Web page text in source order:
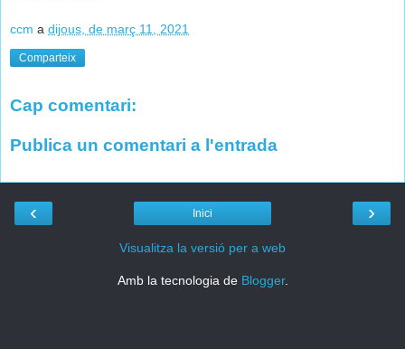
ccm a dijous, de març 11, 2021
Comparteix
Cap comentari:
Publica un comentari a l'entrada
‹ ›
Inici
Visualitza la versió per a web
Amb la tecnologia de Blogger.